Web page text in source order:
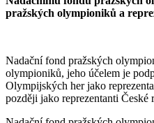
pražských olympioniků a
Nadační fond pražských
olympioniků, jeho účelem je
Olympijských her jako
později jako reprezentanti České